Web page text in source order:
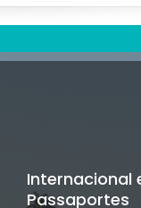
Internacional
Passaportes